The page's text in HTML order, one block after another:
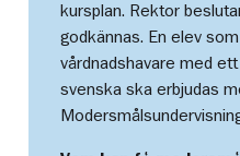
kursplan. Rektor
godkännas. En elev
vårdnadshavare med
svenska ska erbjudas